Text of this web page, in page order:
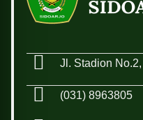
Jl. Stadion
(031) 8963805